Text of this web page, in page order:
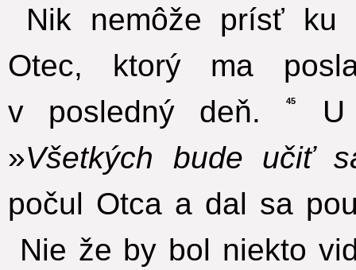
Nik nemôže prísť ku
Otec, ktorý ma
v posledný deň.
45
U
»Všetkých bude učiť
počul Otca a dal sa
Nie že by bol niekto